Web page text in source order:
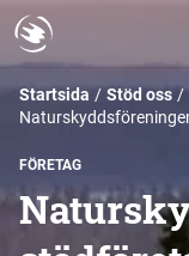
Startsida Stöd oss
FÖRETAG